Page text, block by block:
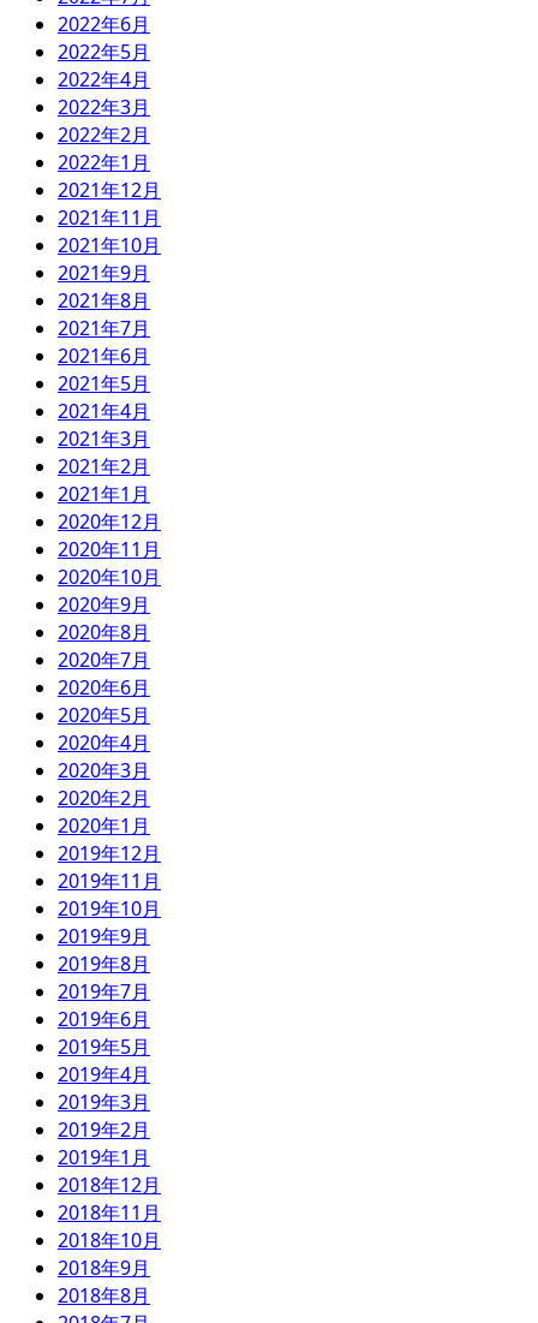
2022年6月
2022年5月
2022年4月
2022年3月
2022年2月
2022年1月
2021年12月
2021年11月
2021年10月
2021年9月
2021年8月
2021年7月
2021年6月
2021年5月
2021年4月
2021年3月
2021年2月
2021年1月
2020年12月
2020年11月
2020年10月
2020年9月
2020年8月
2020年7月
2020年6月
2020年5月
2020年4月
2020年3月
2020年2月
2020年1月
2019年12月
2019年11月
2019年10月
2019年9月
2019年8月
2019年7月
2019年6月
2019年5月
2019年4月
2019年3月
2019年2月
2019年1月
2018年12月
2018年11月
2018年10月
2018年9月
2018年8月